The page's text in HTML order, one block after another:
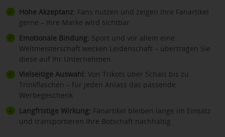
Hohe Akzeptanz: Fans nutzen und zeigen ihre Fanartikel
gerne – Ihre Marke wird sichtbar
Emotionale Bindung: Sport und vor allem eine
Weltmeisterschaft wecken Leidenschaft – übertragen Sie
diese auf Ihr Unternehmen
Vielseitige Auswahl: Von Trikots über Schals bis zu
Trinkflaschen – für jeden Anlass das passende
Werbegeschenk
Langfristige Wirkung: Fanartikel bleiben lange im Einsatz
und transportieren Ihre Botschaft nachhaltig